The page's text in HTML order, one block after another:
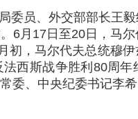
委员、外交部部长王
6月17日至20日，马
，马尔代夫总统穆伊
西斯战争胜利80周
委、中央纪委书记李希